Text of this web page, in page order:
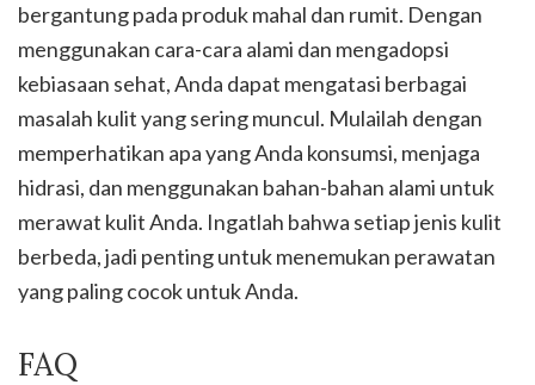
bergantung pada produk mahal dan rumit. Dengan
menggunakan cara-cara alami dan mengadopsi
kebiasaan sehat, Anda dapat mengatasi berbagai
masalah kulit yang sering muncul. Mulailah dengan
memperhatikan apa yang Anda konsumsi, menjaga
hidrasi, dan menggunakan bahan-bahan alami untuk
merawat kulit Anda. Ingatlah bahwa setiap jenis kulit
berbeda, jadi penting untuk menemukan perawatan
yang paling cocok untuk Anda.
FAQ